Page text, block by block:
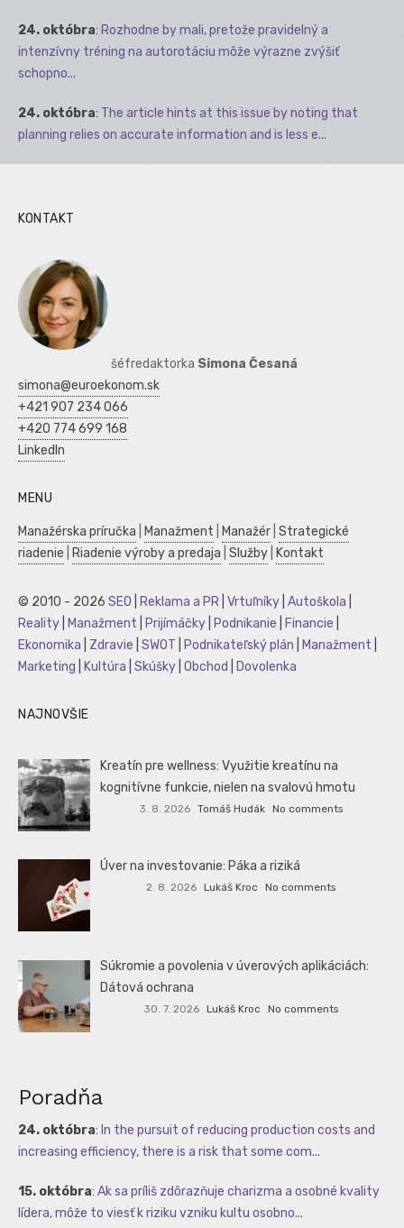
24. októbra: Rozhodne by mali, pretože pravidelný a
intenzívny tréning na autorotáciu môže výrazne zvýšiť
schopno...
24. októbra: The article hints at this issue by noting that
planning relies on accurate information and is less e...
KONTAKT
šéfredaktorka Simona Česaná
simona@euroekonom.sk
+421 907 234 066
+420 774 699 168
LinkedIn
MENU
Manažérska príručka Manažment Manažér Strategické
riadenie
Riadenie výroby a predaja Služby Kontakt
© 2010 - 2026 SEO Reklama a PR Vrtuľníky Autoškola
Reality
Manažment Prijímáčky Podnikanie Financie
Ekonomika
Zdravie SWOT Podnikateľský plán Manažment
Marketing
Kultúra Skúšky Obchod Dovolenka
NAJNOVŠIE
Kreatín pre wellness: Využitie kreatínu na
kognitívne funkcie, nielen na svalovú hmotu
3. 8. 2026 Tomáš Hudák No comments
Úver na investovanie: Páka a riziká
2. 8. 2026 Lukáš Kroc No comments
Súkromie a povolenia v úverových aplikáciách:
Dátová ochrana
30. 7. 2026 Lukáš Kroc No comments
Poradňa
24. októbra: In the pursuit of reducing production costs and
increasing efficiency, there is a risk that some com...
15. októbra: Ak sa príliš zdôrazňuje charizma a osobné kvality
lídera, môže to viesť k riziku vzniku kultu osobno...